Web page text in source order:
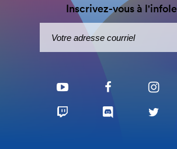
Inscrivez-vous à